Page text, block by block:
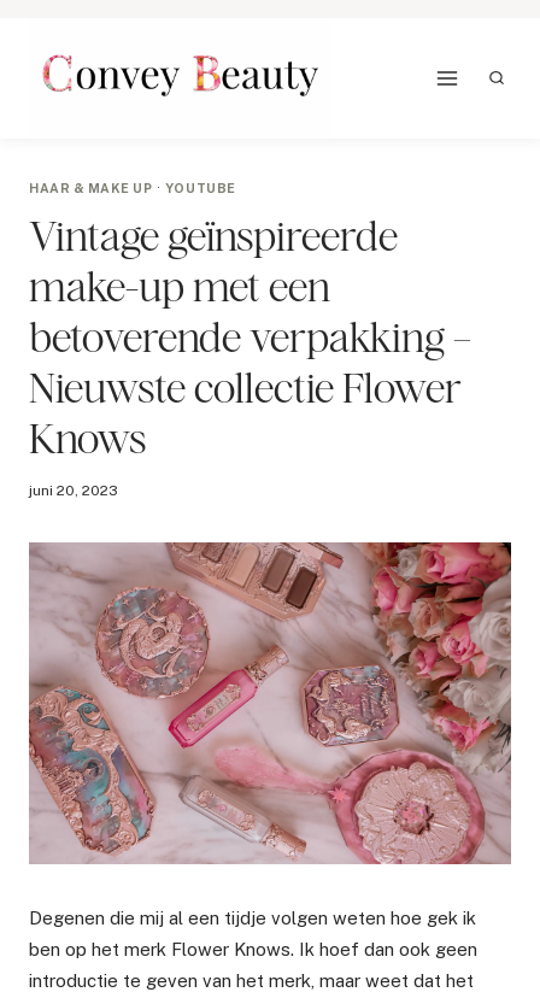
inhoud
HAAR & MAKE UP · YOUTUBE
Vintage geïnspireerde
make-up met een
betoverende verpakking –
Nieuwste collectie Flower
Knows
juni 20, 2023
Degenen die mij al een tijdje volgen weten hoe gek ik
ben op het merk Flower Knows. Ik hoef dan ook geen
introductie te geven van het merk, maar weet dat het